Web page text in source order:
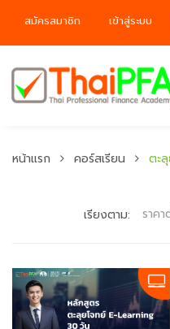
สมัครสมาชิก เข้าสู่ระบบ
หน้าแรก คอร์สเรียน ตะ
เรียงตาม: ราคา